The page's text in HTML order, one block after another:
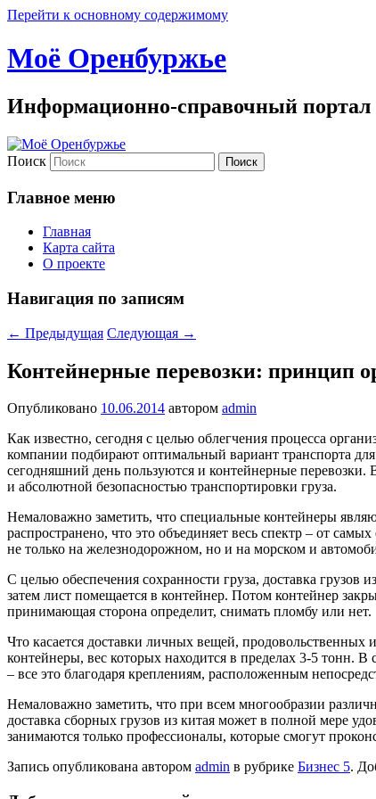
Перейти к основному содержимому
Моё Оренбуржье
Информационно-справочный портал
Поиск
Главное меню
Главная
Карта сайта
О проекте
Навигация по записям
← Предыдущая Следующая →
Контейнерные перевозки: принцип
Опубликовано 10.06.2014 автором admin
Как известно, сегодня с целью облегчения процесса
компании подбирают оптимальный вариант транспорта
сегодняшний день пользуются и контейнерные перевозки.
и абсолютной безопасностью транспортировки груза.
Немаловажно заметить, что специальные контейнеры
распространено, что это объединяет весь спектр – от
не только на железнодорожном, но и на морском и
С целью обеспечения сохранности груза, доставка
затем лист помещается в контейнер. Потом контейнер
принимающая сторона определит, снимать пломбу или нет.
Что касается доставки личных вещей,
контейнеры, вес которых находится в пределах 3-5 тонн.
– все это благодаря креплениям, расположенным
Немаловажно заметить, что при всем многообразии
доставка сборных грузов из китая может в полной мере
занимаются только профессионалы, которые смогут
Запись опубликована автором admin в рубрике Бизнес 5.